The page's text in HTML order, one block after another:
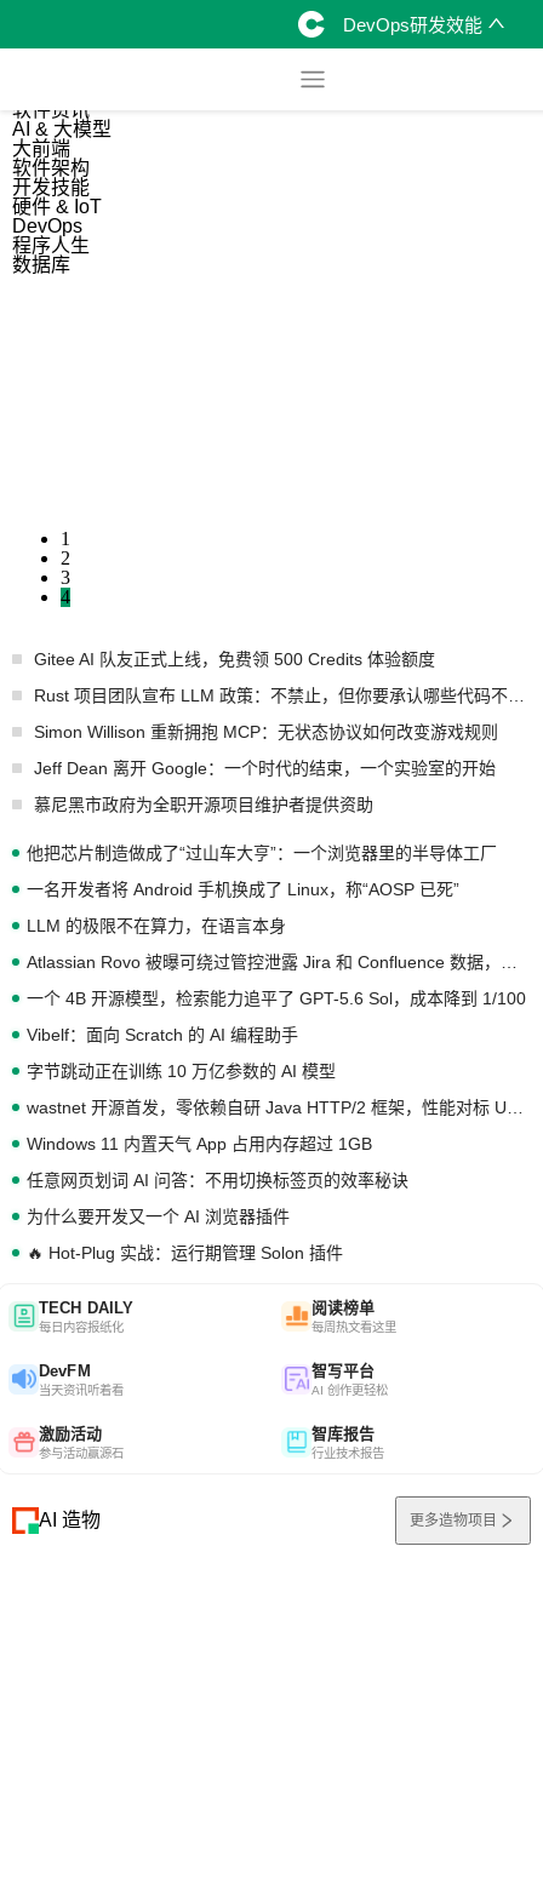
DevOps研发效能
软件资讯
AI & 大模型
大前端
软件架构
开发技能
硬件 & IoT
DevOps
程序人生
数据库
1
2
3
4
Gitee AI 队友正式上线，免费领 500 Credits 体验额度
Simon Willison 重新拥抱 MCP：无状态协议如何改变游戏规则
Jeff Dean 离开 Google：一个时代的结束，一个实验室的开始
慕尼黑市政府为全职开源项目维护者提供资助
他把芯片制造做成了“过山车大亨”：一个浏览器里的半导体工厂
一名开发者将 Android 手机换成了 Linux，称“AOSP 已死”
LLM 的极限不在算力，在语言本身
一个 4B 开源模型，检索能力追平了 GPT-5.6 Sol，成本降到 1/100
Vibelf：面向 Scratch 的 AI 编程助手
字节跳动正在训练 10 万亿参数的 AI 模型
Windows 11 内置天气 App 占用内存超过 1GB
任意网页划词 AI 问答：不用切换标签页的效率秘诀
为什么要开发又一个 AI 浏览器插件
🔥 Hot-Plug 实战：运行期管理 Solon 插件
TECH DAILY
每日内容报纸化
阅读榜单
每周热文看这里
DevFM
当天资讯听着看
智写平台
AI 创作更轻松
激励活动
参与活动赢源石
智库报告
行业技术报告
AI 造物 更多造物项目